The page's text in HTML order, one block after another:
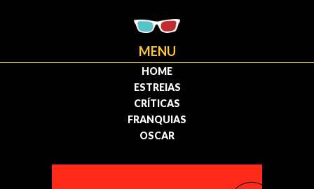
MENU
HOME
ESTREIAS
CRÍTICAS
FRANQUIAS
OSCAR